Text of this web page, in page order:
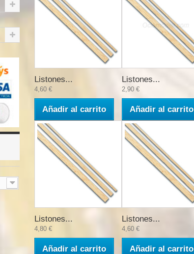
Listones...
4,60 €
Añadir al carrito
Listones...
2,90 €
Añadir al carrito
Listones...
4,80 €
Añadir al carrito
Listones...
4,60 €
Añadir al carrito